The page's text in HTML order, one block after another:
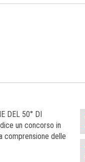
DEL 50° DI
un concorso in
comprensione delle